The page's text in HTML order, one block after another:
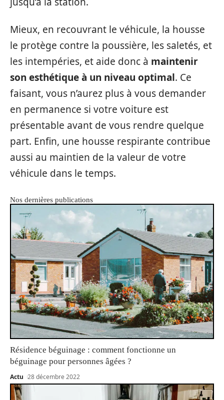
Mieux, en recouvrant le véhicule, la housse
le protège contre la poussière, les saletés, et
les intempéries, et aide donc à maintenir
son esthétique à un niveau optimal. Ce
faisant, vous n’aurez plus à vous demander
en permanence si votre voiture est
présentable avant de vous rendre quelque
part. Enfin, une housse respirante contribue
aussi au maintien de la valeur de votre
véhicule dans le temps.
Nos dernières publications
Résidence béguinage : comment fonctionne un
béguinage pour personnes âgées ?
Actu 28 décembre 2022